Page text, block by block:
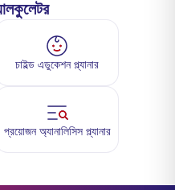
চাইল্ড এডুকেশন প্ল্যানার
প্রয়োজন অ্যানালিসিস প্ল্যানার